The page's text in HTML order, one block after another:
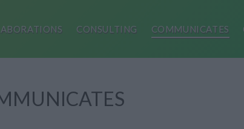
CONSULTING COMMUNICATES